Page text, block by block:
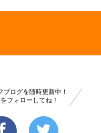
ブログを随時更新中！
フォローしてね！